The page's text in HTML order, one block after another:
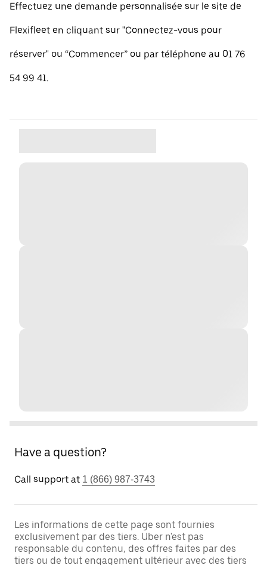
Effectuez une demande personnalisée sur le site de
Flexifleet en cliquant sur "Connectez-vous pour
réserver" ou “Commencer” ou par téléphone au 01 76
54 99 41.
Have a question?
Call support at 1 (866) 987-3743
Les informations de cette page sont fournies
exclusivement par des tiers. Uber n'est pas
responsable du contenu, des offres faites par des
tiers ou de tout engagement ultérieur avec des tiers